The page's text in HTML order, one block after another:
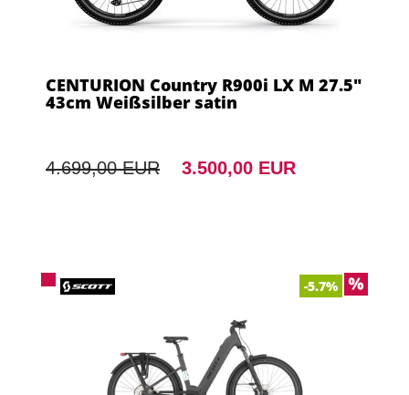
CENTURION Country R900i LX M 27.5"
43cm Weißsilber satin
4.699,00 EUR 3.500,00 EUR
-5.7%